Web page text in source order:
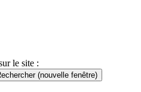
le site :
(nouvelle fenêtre)